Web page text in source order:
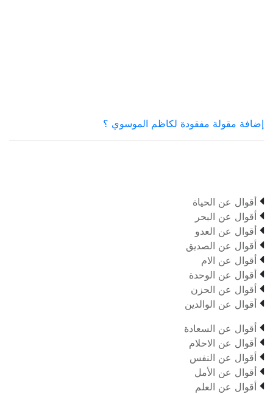
إضافة مقولة مفقودة لكاظم الموسوي ؟
 أقوال عن الحياة
 أقوال عن البحر
 أقوال عن العدو
 أقوال عن الصديق
 أقوال عن الام
 أقوال عن الوحدة
 أقوال عن الحزن
 أقوال عن الوالدين
 أقوال عن السعادة
 أقوال عن الاحلام
 أقوال عن النفس
 أقوال عن الأمل
 أقوال عن العلم